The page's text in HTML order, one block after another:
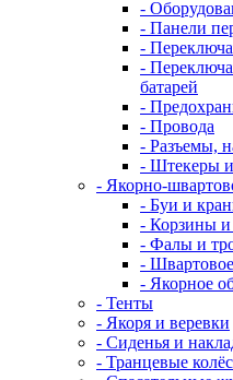
-
- Панели
-
-
батарей
-
- Провода
- Разъемы,
- Штекеры и
- Якорно-
- Буи и
- Корзины и
- Фалы и
-
- Якорное
- Тенты
- Якоря и веревки
- Сиденья и
- Транцевые